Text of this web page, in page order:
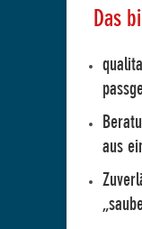
Das
aus